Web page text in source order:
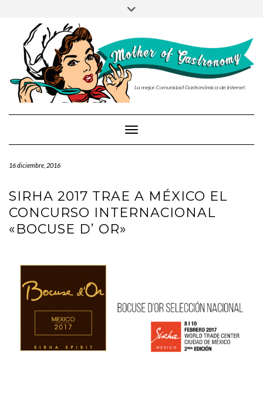
Alternar
Cambiar modo de navegación
16 diciembre, 2016
SIRHA 2017 TRAE A MÉXICO EL
CONCURSO INTERNACIONAL
«BOCUSE D’ OR»